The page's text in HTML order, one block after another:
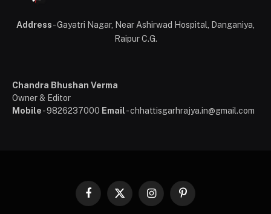
Address- Gayatri Nagar, Near Ashirwad Hospital, Danganiya,
Raipur C.G.
Chandra Bhushan Verma
Owner & Editor
Mobile- 9826237000 Email- chhattisgarhrajya.in@gmail.com
Facebook
X
InstagramPinterest